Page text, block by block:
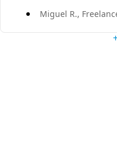
Miguel R.,